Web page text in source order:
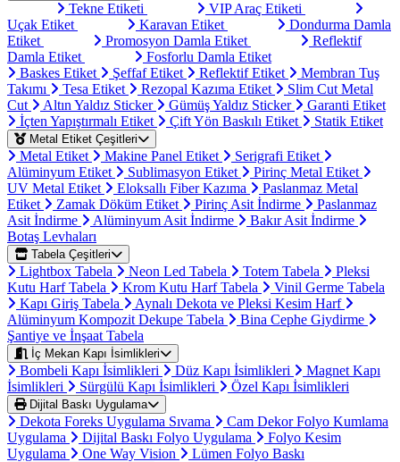
Tekne Etiketi
VIP Araç Etiketi
Uçak Etiket
Karavan Etiket
Dondurma Damla
Etiket
Promosyon Damla Etiket
Reflektif
Damla Etiket
Fosforlu Damla Etiket
Baskes Etiket
Şeffaf Etiket Reflektif Etiket
Membran Tuş
Takımı
Tesa Etiket Rezopal Kazıma Etiket
Slim Cut Metal
Cut
Altın Yaldız Sticker Gümüş Yaldız Sticker
Garanti Etiket
İçten Yapıştırmalı Etiket
Çift Yön Baskılı Etiket Statik Etiket
Metal Etiket Çeşitleri
Metal Etiket Makine Panel Etiket
Serigrafi Etiket
Alüminyum Etiket
Sublimasyon Etiket
Pirinç Metal Etiket
UV Metal Etiket
Eloksallı Fiber Kazıma
Paslanmaz Metal
Etiket
Zamak Döküm Etiket Pirinç Asit İndirme
Paslanmaz
Asit İndirme
Alüminyum Asit İndirme
Bakır Asit İndirme
Botaş Levhaları
Tabela Çeşitleri
Lightbox Tabela Neon Led Tabela Totem Tabela
Pleksi
Kutu Harf Tabela
Krom Kutu Harf Tabela
Vinil Germe Tabela
Kapı Giriş Tabela
Aynalı Dekota ve Pleksi Kesim Harf
Alüminyum Kompozit Dekupe Tabela
Bina Cephe Giydirme
Şantiye ve İnşaat Tabela
İç Mekan Kapı İsimlikleri
Bombeli Kapı İsimlikleri Düz Kapı İsimlikleri
Magnet Kapı
İsimlikleri
Sürgülü Kapı İsimlikleri Özel Kapı İsimlikleri
Dijital Baskı Uygulama
Dekota Foreks Uygulama Sıvama
Cam Dekor Folyo Kumlama
Uygulama
Dijital Baskı Folyo Uygulama
Folyo Kesim
Uygulama
One Way Vision Lümen Folyo Baskı